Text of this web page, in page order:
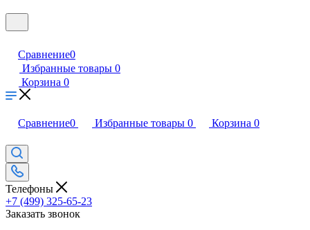
Сравнение0
Избранные товары 0
Корзина 0
Сравнение0 Избранные товары 0 Корзина 0
Телефоны
+7 (499) 325-65-23
Заказать звонок